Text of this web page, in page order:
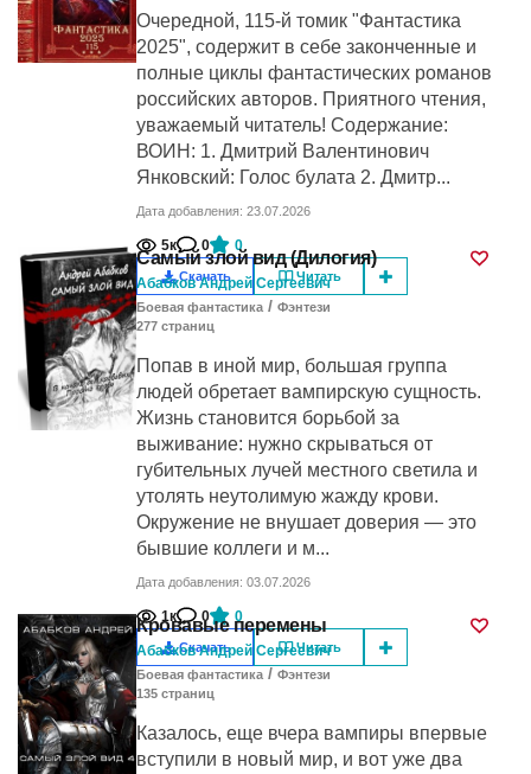
Очередной, 115-й томик "Фантастика
2025", содержит в себе законченные и
полные циклы фантастических романов
российских авторов. Приятного чтения,
уважаемый читатель! Содержание:
ВОИН: 1. Дмитрий Валентинович
Янковский: Голос булата 2. Дмитр...
Дата добавления: 23.07.2026
5к 0 0
Скачать Читать
Самый злой вид (Дилогия)
Абабков Андрей Сергеевич
Боевая фантастика / Фэнтези
277 cтраниц
Попав в иной мир, большая группа
людей обретает вампирскую сущность.
Жизнь становится борьбой за
выживание: нужно скрываться от
губительных лучей местного светила и
утолять неутолимую жажду крови.
Окружение не внушает доверия — это
бывшие коллеги и м...
Дата добавления: 03.07.2026
1к 0 0
Скачать Читать
Кровавые перемены
Абабков Андрей Сергеевич
Боевая фантастика / Фэнтези
135 cтраниц
Казалось, еще вчера вампиры впервые
вступили в новый мир, и вот уже два